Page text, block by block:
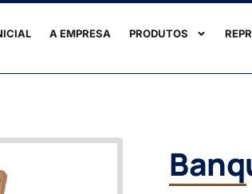
A EMPRESA PRODUTOS